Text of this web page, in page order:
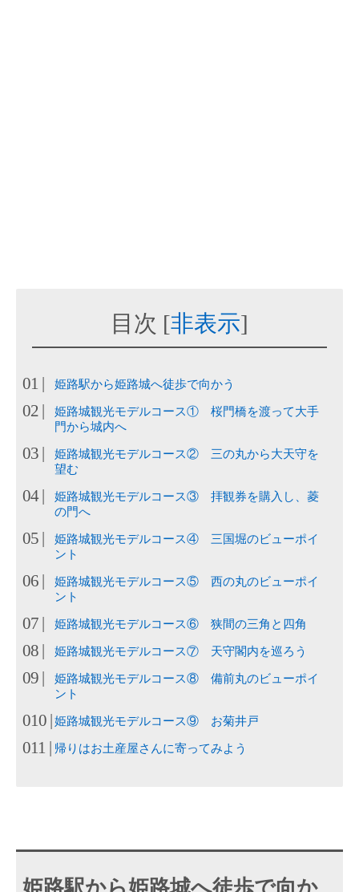
目次 [非表示]
姫路駅から姫路城へ徒歩で向かう
姫路城観光モデルコース① 桜門橋を渡って大手
門から城内へ
姫路城観光モデルコース② 三の丸から大天守を
望む
姫路城観光モデルコース③ 拝観券を購入し、菱
の門へ
姫路城観光モデルコース④ 三国堀のビューポイ
ント
姫路城観光モデルコース⑤ 西の丸のビューポイ
ント
姫路城観光モデルコース⑥ 狭間の三角と四角
姫路城観光モデルコース⑦ 天守閣内を巡ろう
姫路城観光モデルコース⑧ 備前丸のビューポイ
ント
姫路城観光モデルコース⑨ お菊井戸
帰りはお土産屋さんに寄ってみよう
姫路駅から姫路城へ徒歩で向か